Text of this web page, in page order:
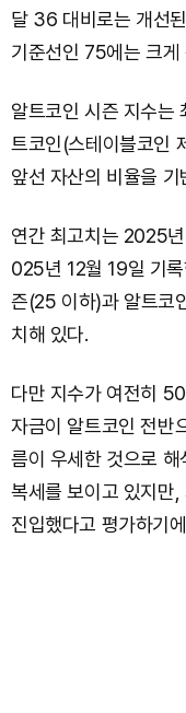
달 36 대비로는 개선
기준선인 75에는 크게
알트코인 시즌 지수는
트코인(스테이블코인
앞선 자산의 비율을 기
연간 최고치는 2025
025년 12월 19일 기
즌(25 이하)과 알트코
치해 있다.
다만 지수가 여전히
자금이 알트코인 전반
름이 우세한 것으로 해
복세를 보이고 있지만,
진입했다고 평가하기